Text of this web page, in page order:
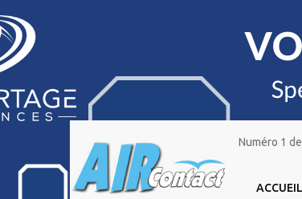
Numéro 1
ACCUEIL